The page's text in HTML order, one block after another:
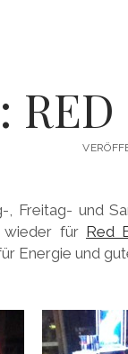
, Freitag- und
wieder für Red
Energie und